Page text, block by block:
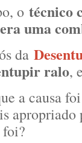
o técnico
era uma
da
ralo,
a causa